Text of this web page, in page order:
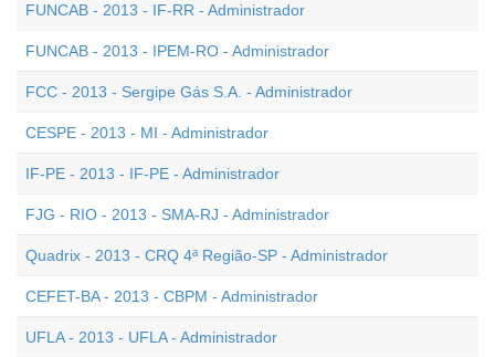
FUNCAB - 2013 - IF-RR - Administrador
FUNCAB - 2013 - IPEM-RO - Administrador
FCC - 2013 - Sergipe Gás S.A. - Administrador
CESPE - 2013 - MI - Administrador
IF-PE - 2013 - IF-PE - Administrador
FJG - RIO - 2013 - SMA-RJ - Administrador
Quadrix - 2013 - CRQ 4ª Região-SP - Administrador
CEFET-BA - 2013 - CBPM - Administrador
UFLA - 2013 - UFLA - Administrador